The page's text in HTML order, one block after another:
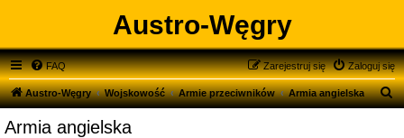
Austro-Węgry
FAQ Zaloguj się
Zarejestruj się
Austro-Węgry Wojskowość Armie przeciwników Armia angielska
S
Armia angielska